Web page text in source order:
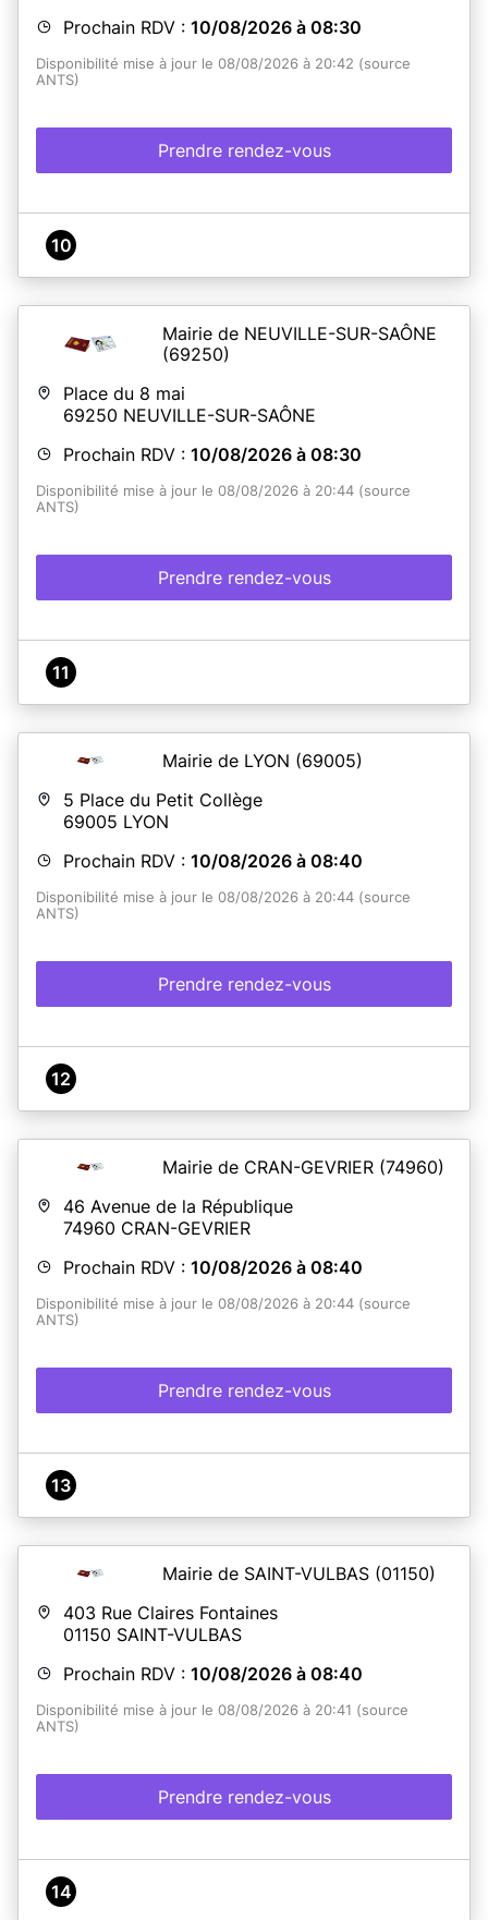
Prochain RDV : 10/08/2026 à 08:30
Disponibilité mise à jour le 08/08/2026 à 20:42 (source
ANTS)
Prendre rendez-vous
10
Mairie de NEUVILLE-SUR-SAÔNE
(69250)
Place du 8 mai
69250 NEUVILLE-SUR-SAÔNE
Prochain RDV : 10/08/2026 à 08:30
Disponibilité mise à jour le 08/08/2026 à 20:44 (source
ANTS)
Prendre rendez-vous
11
Mairie de LYON (69005)
5 Place du Petit Collège
69005 LYON
Prochain RDV : 10/08/2026 à 08:40
Disponibilité mise à jour le 08/08/2026 à 20:44 (source
ANTS)
Prendre rendez-vous
12
Mairie de CRAN-GEVRIER (74960)
46 Avenue de la République
74960 CRAN-GEVRIER
Prochain RDV : 10/08/2026 à 08:40
Disponibilité mise à jour le 08/08/2026 à 20:44 (source
ANTS)
Prendre rendez-vous
13
Mairie de SAINT-VULBAS (01150)
403 Rue Claires Fontaines
01150 SAINT-VULBAS
Prochain RDV : 10/08/2026 à 08:40
Disponibilité mise à jour le 08/08/2026 à 20:41 (source
ANTS)
Prendre rendez-vous
14